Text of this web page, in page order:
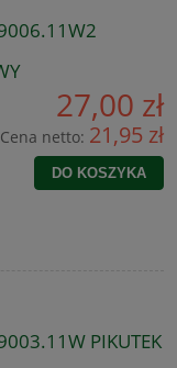
27,00 zł
Cena netto: 21,95 zł
DO KOSZYKA
PIKUTEK